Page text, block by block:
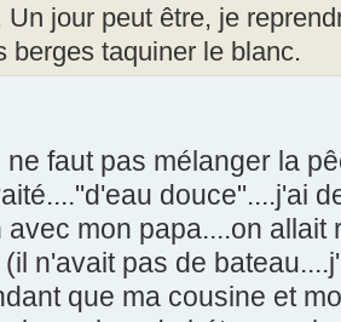
Un jour peut être, je
berges taquiner le blanc.
ne faut pas mélanger la
douce"....j'ai
avec mon papa....on
(il n'avait pas de
que ma cousine et